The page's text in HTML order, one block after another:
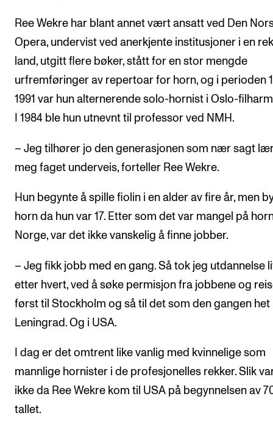
Ree Wekre har blant annet vært ansatt ved Den
Opera, undervist ved anerkjente institusjoner i en
land, utgitt flere bøker, stått for en stor mengde
urfremføringer av repertoar for horn, og i perioden
1991 var hun alternerende solo-hornist i Oslo-
I 1984 ble hun utnevnt til professor ved NMH.
– Jeg tilhører jo den generasjonen som nær sagt
meg faget underveis, forteller Ree Wekre.
Hun begynte å spille fiolin i en alder av fire år, men
horn da hun var 17. Etter som det var mangel på
Norge, var det ikke vanskelig å finne jobber.
– Jeg fikk jobb med en gang. Så tok jeg utdannelse
etter hvert, ved å søke permisjon fra jobbene og
først til Stockholm og så til det som den gangen het
Leningrad. Og i USA.
I dag er det omtrent like vanlig med kvinnelige som
mannlige hornister i de profesjonelles rekker. Slik
ikke da Ree Wekre kom til USA på begynnelsen av
tallet.